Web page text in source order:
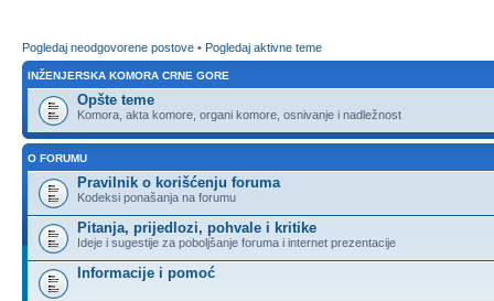
Pogledaj neodgovorene postove • Pogledaj aktivne teme
INŽENJERSKA KOMORA CRNE GORE
Opšte teme
Komora, akta komore, organi komore, osnivanje i nadležnost
O FORUMU
Pravilnik o korišćenju foruma
Kodeksi ponašanja na forumu
Pitanja, prijedlozi, pohvale i kritike
Ideje i sugestije za poboljšanje foruma i internet prezentacije
Informacije i pomoć